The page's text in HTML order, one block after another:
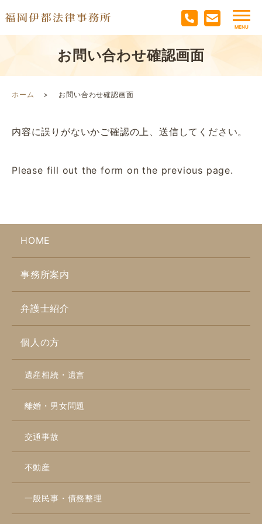
お問い合わせ確認画面
ホーム お問い合わせ確認画面
内容に誤りがないかご確認の上、送信してください。
Please fill out the form on the previous page.
HOME
事務所案内
弁護士紹介
個人の方
遺産相続・遺言
離婚・男女問題
交通事故
不動産
一般民事・債務整理